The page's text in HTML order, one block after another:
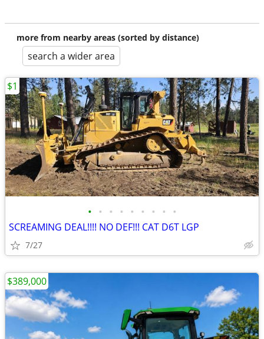
more from nearby areas (sorted by distance)
search a wider area
• • • • • • • • •
SCREAMING DEAL!!!! NO DEF!!! CAT D6T LGP
7/27
$1
$389,000